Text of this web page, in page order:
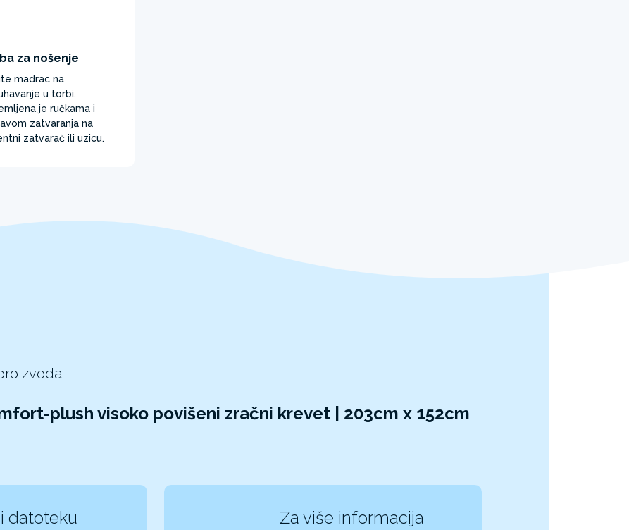
za nošenje
madrac na
u torbi.
je ručkama i
zatvaranja na
zatvarač ili uzicu.
plush visoko povišeni zračni krevet | 203cm x 152cm
datoteku Za više informacija